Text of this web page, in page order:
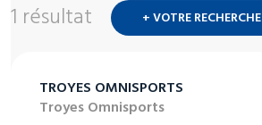
1 résultat + VOTRE RECHERCHE
TROYES OMNISPORTS
Troyes Omnisports